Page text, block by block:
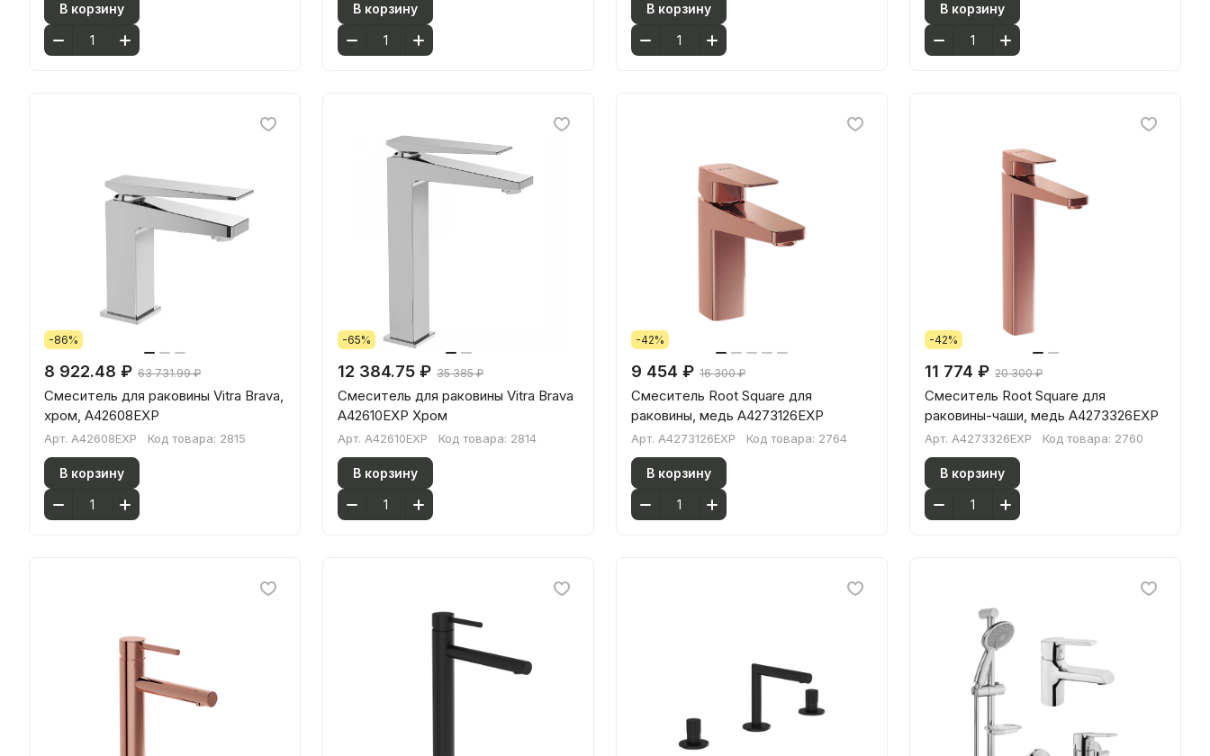
В корзину В корзину В корзину В корзину
-86%
8 922.48 ₽ 63 731.99 ₽
Смеситель для раковины Vitra Brava,
хром, A42608EXP
Арт. A42608EXP Код товара: 2815
В корзину
-65%
12 384.75 ₽ 35 385 ₽
Смеситель для раковины Vitra Brava
A42610EXP Хром
Арт. A42610EXP Код товара: 2814
В корзину
-42%
9 454 ₽ 16 300 ₽
Смеситель Root Square для
раковины, медь A4273126EXP
Арт. A4273126EXP Код товара: 2764
В корзину
-42%
11 774 ₽ 20 300 ₽
Смеситель Root Square для
раковины-чаши, медь A4273326EXP
Арт. A4273326EXP Код товара: 2760
В корзину